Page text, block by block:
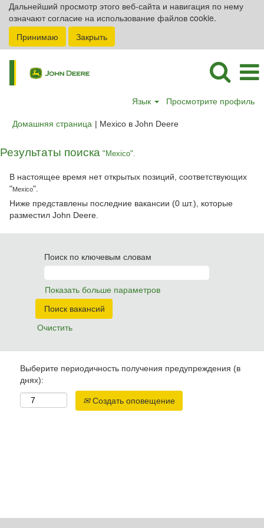
Дальнейший просмотр этого веб-сайта и навигация по нему
означают согласие на использование файлов cookie.
Принимаю
Закрыть
Язык Просмотрите профиль
Домашняя страница | Mexico в John Deere(текущая
Результаты поиска "Mexico".
В настоящее время нет открытых позиций, соответствующих
"Mexico".
Ниже представлены последние вакансии (0 шт.), которые
разместил John Deere.
Поиск по ключевым словам
Показать больше параметров
Очистить
Выберите периодичность получения предупреждения (в
днях):
Создать оповещение